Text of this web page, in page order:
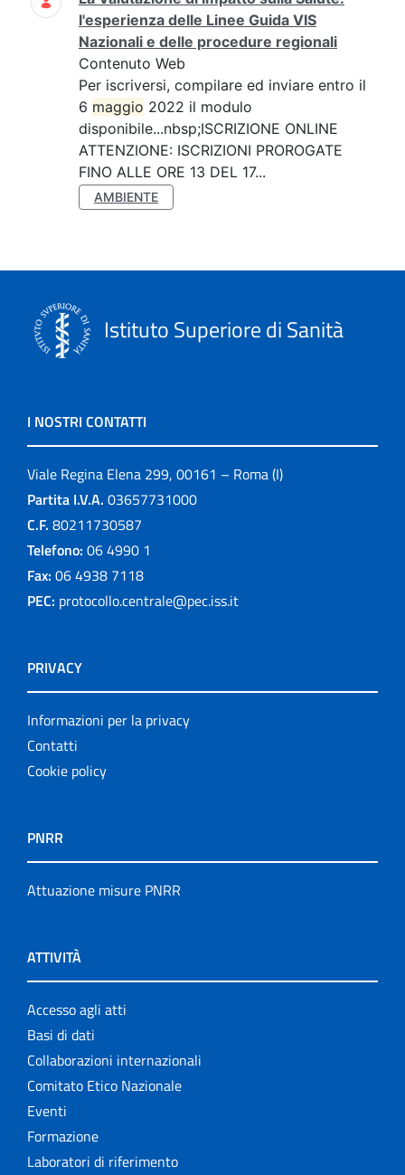
l'esperienza delle Linee Guida VIS
Nazionali e delle procedure regionali
Contenuto Web
Per iscriversi, compilare ed inviare entro il
6 maggio 2022 il modulo
disponibile...nbsp;ISCRIZIONE ONLINE
ATTENZIONE: ISCRIZIONI PROROGATE
FINO ALLE ORE 13 DEL 17...
AMBIENTE
Istituto Superiore di Sanità
I NOSTRI CONTATTI
Viale Regina Elena 299, 00161 – Roma (I)
Partita I.V.A. 03657731000
C.F. 80211730587
Telefono: 06 4990 1
Fax: 06 4938 7118
PEC: protocollo.centrale@pec.iss.it
PRIVACY
Informazioni per la privacy
Contatti
Cookie policy
PNRR
Attuazione misure PNRR
ATTIVITÀ
Accesso agli atti
Basi di dati
Collaborazioni internazionali
Comitato Etico Nazionale
Eventi
Formazione
Laboratori di riferimento